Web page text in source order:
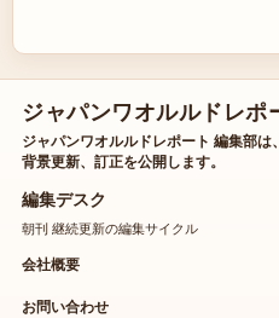
ジャパンワオルルドレポ
ジャパンワオルルドレポート 編集部は
背景更新、訂正を公開します。
編集デスク
朝刊 継続更新の編集サイクル
会社概要
お問い合わせ